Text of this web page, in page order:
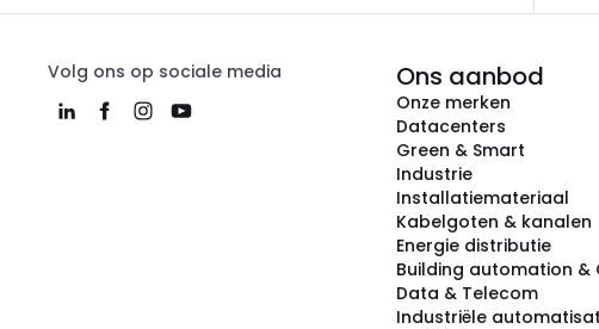
Volg ons op sociale media Ons aanbod
Onze merken
Datacenters
Green & Smart
Industrie
Installatiemateriaal
Kabelgoten & kanalen
Energie distributie
Building automation &
Data & Telecom
Industriële